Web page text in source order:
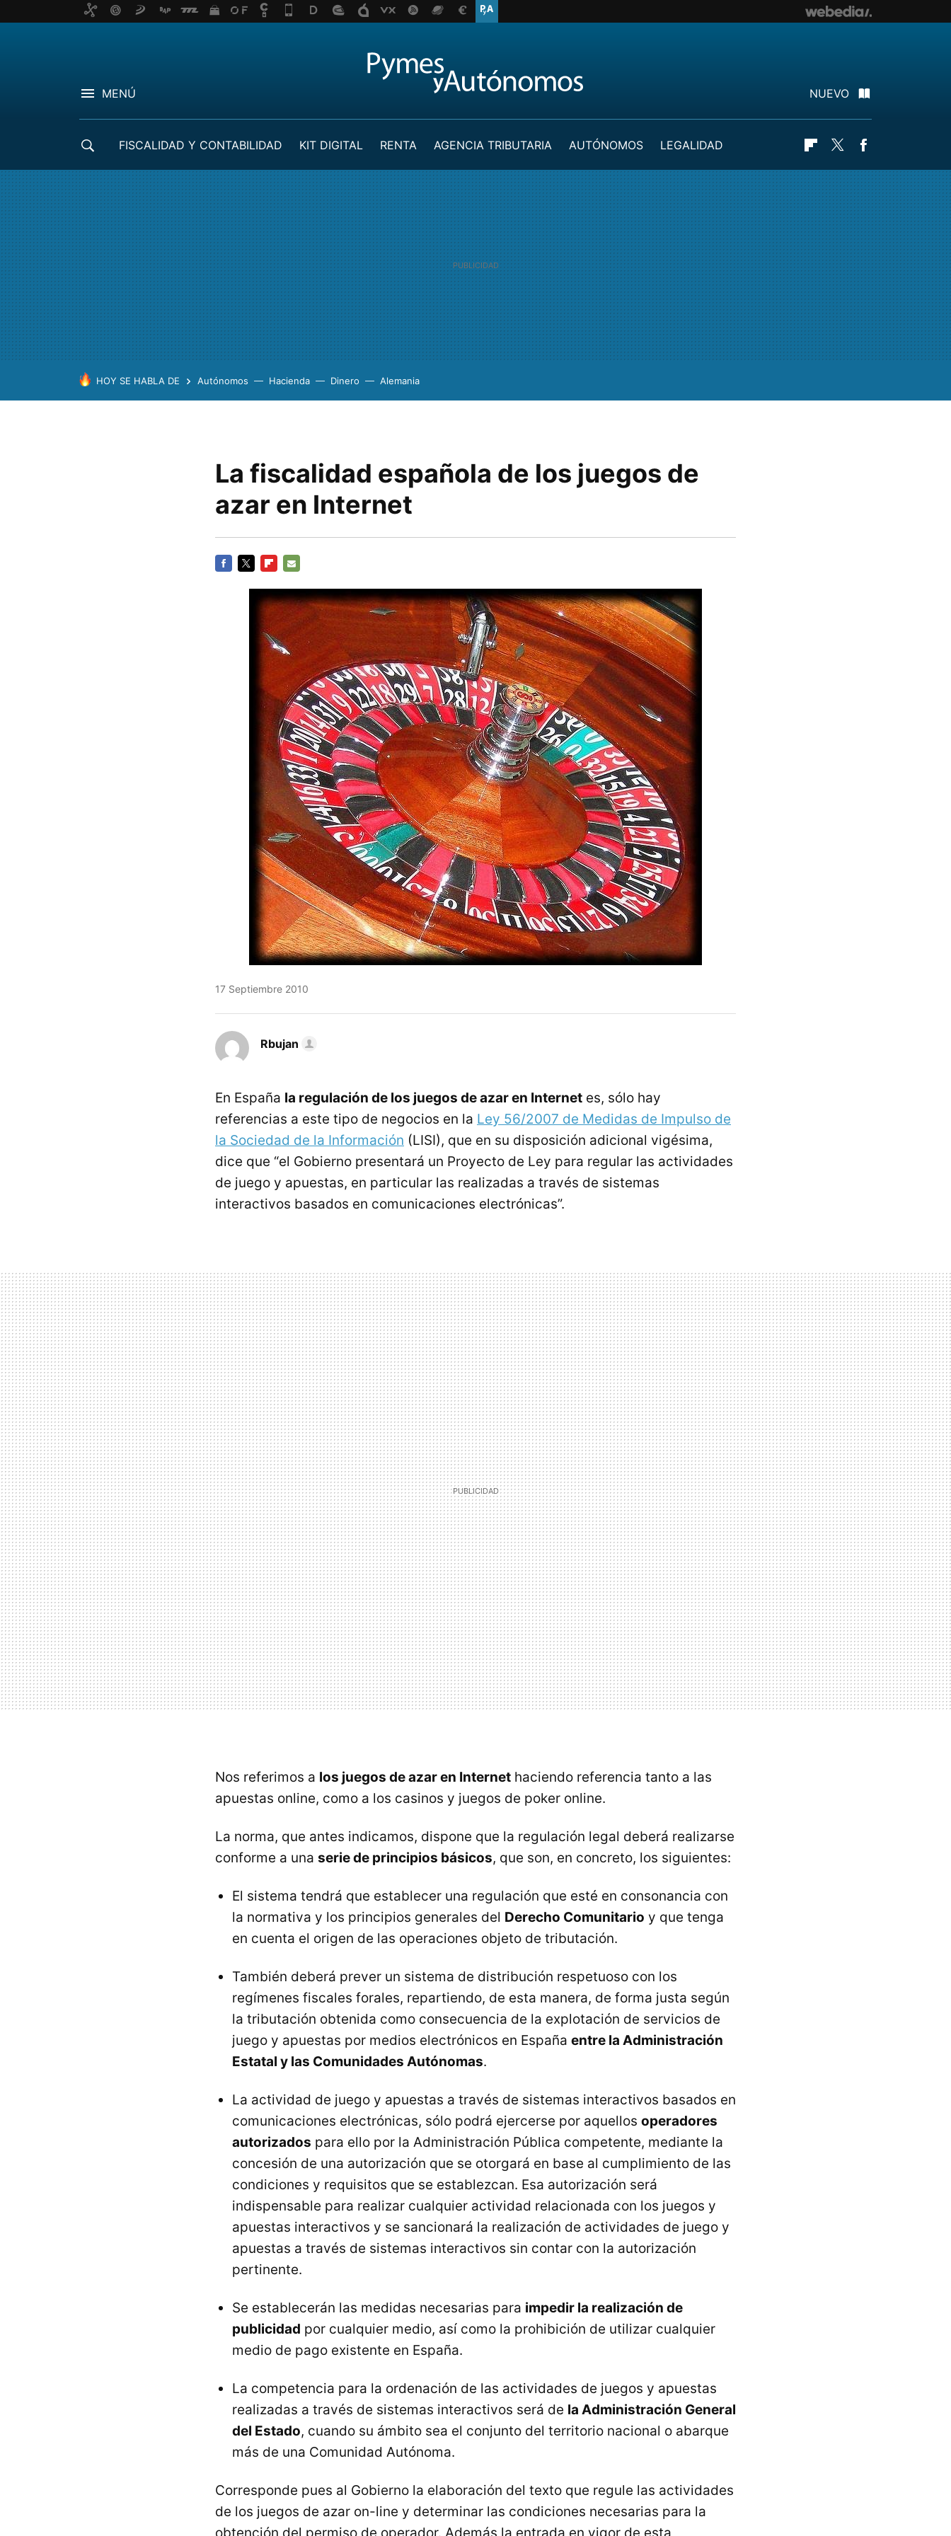
MENÚ NUEVO
FISCALIDAD Y CONTABILIDAD KIT DIGITAL RENTA AGENCIA TRIBUTARIA AUTÓNOMOS
LEGALIDAD
Flipboard
Twitter
HOY SE HABLA DE Autónomos Hacienda Dinero Alemania
La fiscalidad española de los juegos de
azar en Internet
MAIL
17 Septiembre 2010
Rbujan
En España la regulación de los juegos de azar en Internet es, sólo hay
referencias a este tipo de negocios en la Ley 56/2007 de Medidas de Impulso de
la Sociedad de la Información (LISI), que en su disposición adicional vigésima,
dice que “el Gobierno presentará un Proyecto de Ley para regular las actividades
de juego y apuestas, en particular las realizadas a través de sistemas
interactivos basados en comunicaciones electrónicas”.
Nos referimos a los juegos de azar en Internet haciendo referencia tanto a las
apuestas online, como a los casinos y juegos de poker online.
La norma, que antes indicamos, dispone que la regulación legal deberá realizarse
conforme a una serie de principios básicos, que son, en concreto, los siguientes:
El sistema tendrá que establecer una regulación que esté en consonancia con
la normativa y los principios generales del Derecho Comunitario y que tenga
en cuenta el origen de las operaciones objeto de tributación.
También deberá prever un sistema de distribución respetuoso con los
regímenes fiscales forales, repartiendo, de esta manera, de forma justa según
la tributación obtenida como consecuencia de la explotación de servicios de
juego y apuestas por medios electrónicos en España entre la Administración
Estatal y las Comunidades Autónomas.
La actividad de juego y apuestas a través de sistemas interactivos basados en
comunicaciones electrónicas, sólo podrá ejercerse por aquellos operadores
autorizados para ello por la Administración Pública competente, mediante la
concesión de una autorización que se otorgará en base al cumplimiento de las
condiciones y requisitos que se establezcan. Esa autorización será
indispensable para realizar cualquier actividad relacionada con los juegos y
apuestas interactivos y se sancionará la realización de actividades de juego y
apuestas a través de sistemas interactivos sin contar con la autorización
pertinente.
Se establecerán las medidas necesarias para impedir la realización de
publicidad por cualquier medio, así como la prohibición de utilizar cualquier
medio de pago existente en España.
La competencia para la ordenación de las actividades de juegos y apuestas
realizadas a través de sistemas interactivos será de la Administración General
del Estado, cuando su ámbito sea el conjunto del territorio nacional o abarque
más de una Comunidad Autónoma.
Corresponde pues al Gobierno la elaboración del texto que regule las actividades
de los juegos de azar on-line y determinar las condiciones necesarias para la